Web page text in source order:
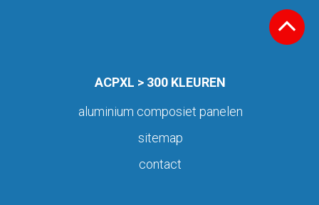
ACPXL > 300 KLEUREN
aluminium composiet panelen
sitemap
contact